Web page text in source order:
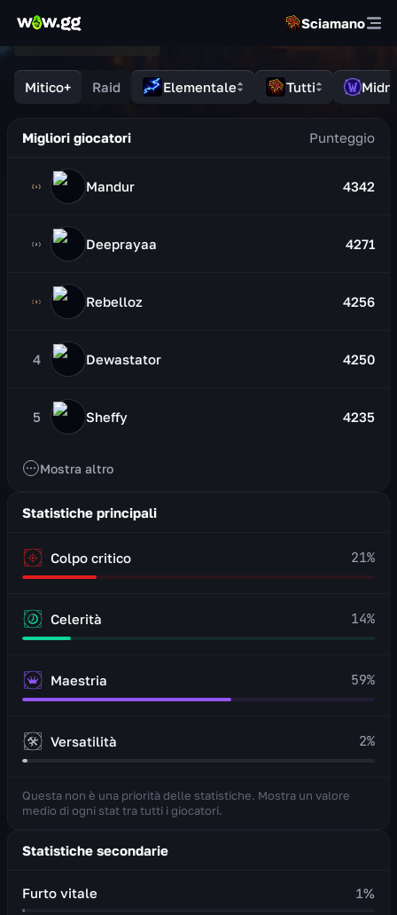
Sciamano
Mitico+ Raid Elementale Tutti
Migliori giocatori
Mandur 4342
Deeprayaa 4271
Rebelloz 4256
4 Dewastator 4250
5 Sheffy 4235
Mostra altro
Statistiche principali
Colpo critico 21%
Celerità 14%
Maestria 59%
Versatilità 2%
Questa non è una priorità delle statistiche. Mostra un valore
medio di ogni stat tra tutti i giocatori.
Statistiche secondarie
Furto vitale 1%